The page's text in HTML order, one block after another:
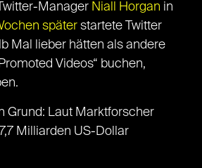
Manager Niall Horgan in
späterstartete Twitter
Mal lieber hätten als andere
Videos“ buchen,
Grund: Laut Marktforscher
Milliarden US-Dollar